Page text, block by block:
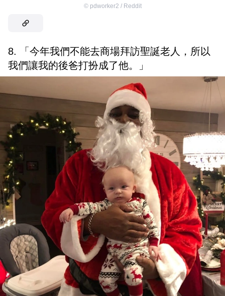
© pdworker2 / Reddit
8. 「今年我們不能去商場拜訪聖誕老人，所以
我們讓我的後爸打扮成了他。」